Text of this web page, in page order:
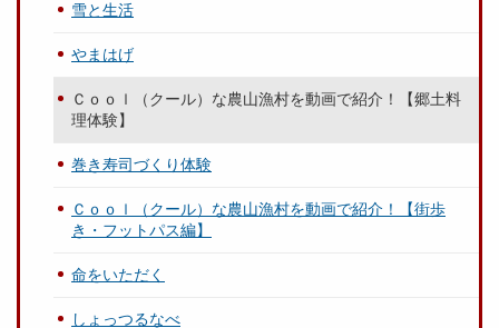
雪と生活
やまはげ
Ｃｏｏｌ（クール）な農山漁村を動画で紹介！【郷土料
理体験】
巻き寿司づくり体験
Ｃｏｏｌ（クール）な農山漁村を動画で紹介！【街歩
き・フットパス編】
命をいただく
しょっつるなべ